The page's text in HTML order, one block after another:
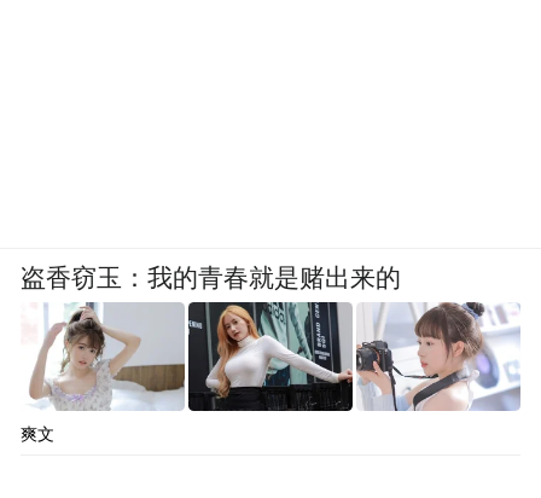
盗香窃玉：我的青春就是赌出来的
爽文